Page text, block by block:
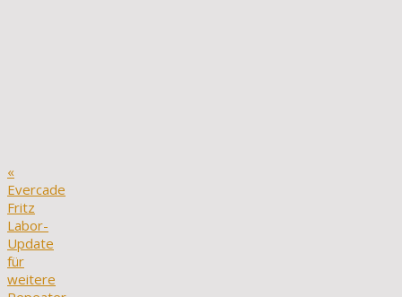
«
Evercade
Fritz
Labor-
Update
für
weitere